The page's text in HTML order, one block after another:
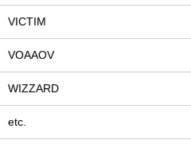
VICTIM
VOAAOV
WIZZARD
etc.